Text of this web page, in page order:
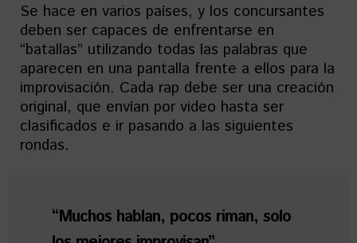
Se hace en varios países, y los concursantes
deben ser capaces de enfrentarse en
“batallas” utilizando todas las palabras que
aparecen en una pantalla frente a ellos para la
improvisación. Cada rap debe ser una creación
original, que envían por video hasta ser
clasificados e ir pasando a las siguientes
rondas.
“Muchos hablan, pocos riman, solo